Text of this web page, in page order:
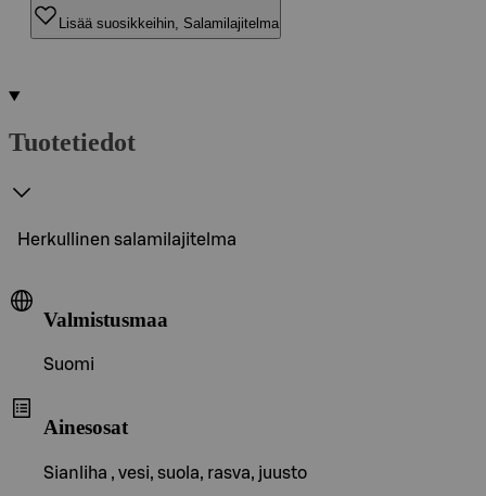
Lisää suosikkeihin, Salamilajitelma
Tuotetiedot
Herkullinen salamilajitelma
Valmistusmaa
Suomi
Ainesosat
Sianliha , vesi, suola, rasva, juusto